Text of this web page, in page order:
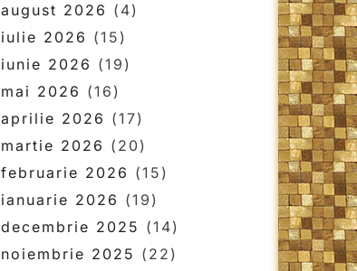
august 2026 (4)
iulie 2026 (15)
iunie 2026 (19)
mai 2026 (16)
aprilie 2026 (17)
martie 2026 (20)
februarie 2026 (15)
ianuarie 2026 (19)
decembrie 2025 (14)
noiembrie 2025 (22)